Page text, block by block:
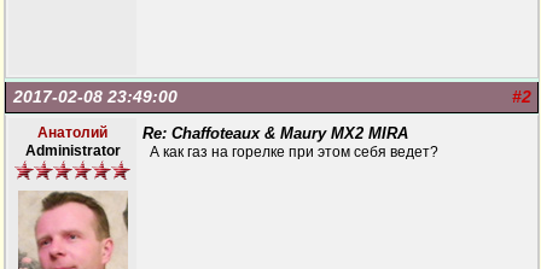
#2
2017-02-08 23:49:00
Анатолий
Administrator
Re: Chaffoteaux & Maury MX2 MIRA
А как газ на горелке при этом себя ведет?